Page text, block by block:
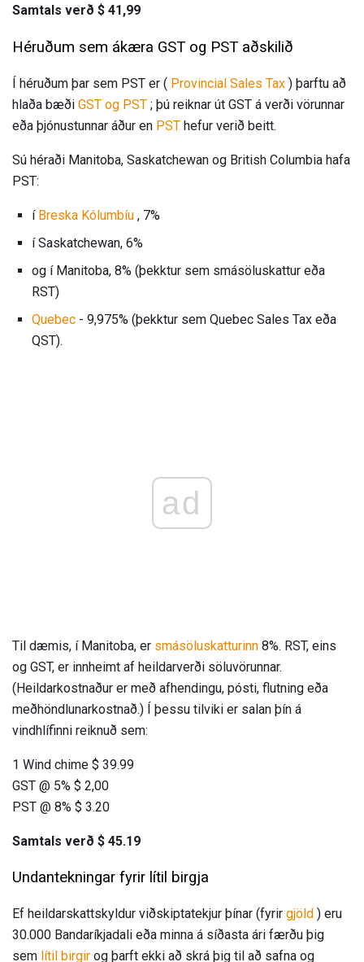
Samtals verð $ 41,99
Héruðum sem ákæra GST og PST aðskilið
Í héruðum þar sem PST er ( Provincial Sales Tax ) þarftu að
hlaða bæði GST og PST ; þú reiknar út GST á verði vörunnar
eða þjónustunnar áður en PST hefur verið beitt.
Sú héraði Manitoba, Saskatchewan og British Columbia hafa
PST:
í Breska Kólumbíu , 7%
í Saskatchewan, 6%
og í Manitoba, 8% (þekktur sem smásöluskattur eða
RST)
Quebec - 9,975% (þekktur sem Quebec Sales Tax eða
QST).
ad
Til dæmis, í Manitoba, er smásöluskatturinn 8%. RST, eins
og GST, er innheimt af heildarverði söluvörunnar.
(Heildarkostnaður er með afhendingu, pósti, flutning eða
meðhöndlunarkostnað.) Í þessu tilviki er salan þín á
vindhlífinni reiknuð sem:
1 Wind chime $ 39.99
GST @ 5% $ 2,00
PST @ 8% $ 3.20
Samtals verð $ 45.19
Undantekningar fyrir lítil birgja
Ef heildarskattskyldur viðskiptatekjur þínar (fyrir gjöld ) eru
30.000 Bandaríkjadali eða minna á síðasta ári færðu þig
sem lítil birgir og þarft ekki að skrá þig til að safna og